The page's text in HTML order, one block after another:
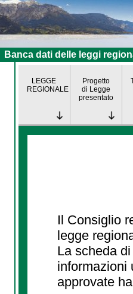
Banca dati delle leggi
LEGGE
REGIONALE
Progetto
di Legge
presentato
Il Consiglio
legge
La scheda
informazioni
approvate